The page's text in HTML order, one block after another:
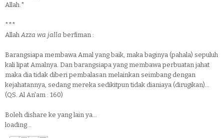
Allah.*
***
AllahAzza wa jalla berfiman :
Barangsiapa membawa Amal yang baik, maka baginya (pahala) sepuluh
kali lipat Amalnya. Dan barangsiapa yang membawa perbuatan jahat
maka dia tidak diberi pembalasan melainkan seimbang dengan
kejahatannya, sedang mereka sedikitpun tidak dianiaya (dirugikan)...
(QS. Al An'am : 160)
Boleh dishare ke yang lain ya...
loading...